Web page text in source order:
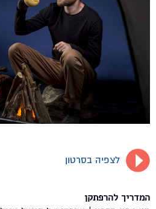
לצפיה בסרטון
המדריך להרפתקן